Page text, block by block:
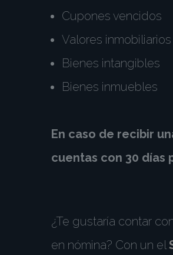
Cupones vencidos
Valores inmobiliarios
Bienes intangibles
Bienes inmuebles
En caso de recibir
cuentas con 30 días
¿Te gustaría contar
en nómina? Con un el